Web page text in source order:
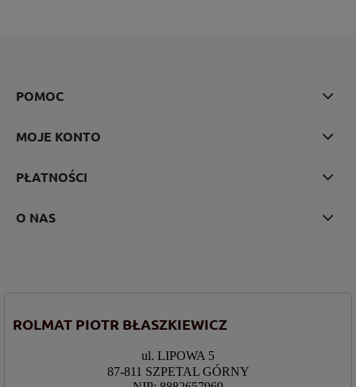
POMOC
MOJE KONTO
PŁATNOŚCI
O NAS
ROLMAT PIOTR BŁASZKIEWICZ
ul. LIPOWA 5
87-811 SZPETAL GÓRNY